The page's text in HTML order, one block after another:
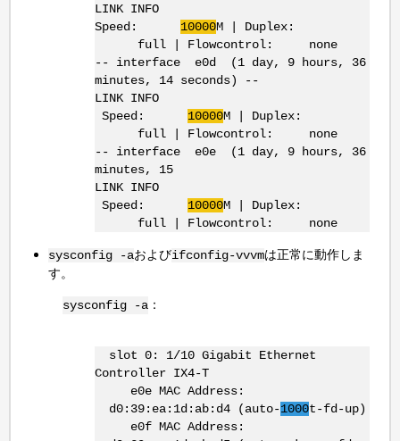
LINK INFO
Speed: 10000M | Duplex:
full | Flowcontrol: none
-- interface e0d (1 day, 9 hours, 36
minutes, 14 seconds) --
LINK INFO
Speed: 10000M | Duplex:
full | Flowcontrol: none
-- interface e0e (1 day, 9 hours, 36
minutes, 15
LINK INFO
Speed: 10000M | Duplex:
full | Flowcontrol: none
sysconfig -aおよびifconfig-vvvmは正常に動作しま
す。
sysconfig -a ：
slot 0: 1/10 Gigabit Ethernet
Controller IX4-T
e0e MAC Address:
d0:39:ea:1d:ab:d4 (auto-1000t-fd-up)
e0f MAC Address: